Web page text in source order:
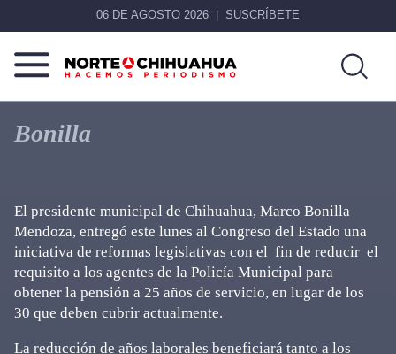
06 DE AGOSTO 2026 SUSCRÍBETE
Norte
De
Chihuahua
Más
que
noticias,
Bonilla
El presidente municipal de Chihuahua, Marco Bonilla
Mendoza, entregó este lunes al Congreso del Estado una
iniciativa de reformas legislativas con el fin de reducir el
requisito a los agentes de la Policía Municipal para
obtener la pensión a 25 años de servicio, en lugar de los
30 que deben cubrir actualmente.
La reducción de años laborales beneficiará tanto a los